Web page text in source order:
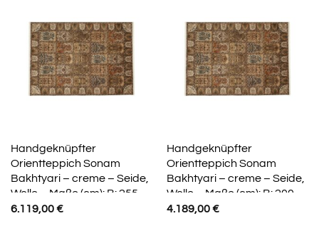
Handgeknüpfter
Orientteppich Sonam
Bakhtyari – creme – Seide,
Wolle – Maße (cm): B: 255
6.119,00€
Handgeknüpfter
Orientteppich Sonam
Bakhtyari – creme – Seide,
Wolle – Maße (cm): B: 200
4.189,00€